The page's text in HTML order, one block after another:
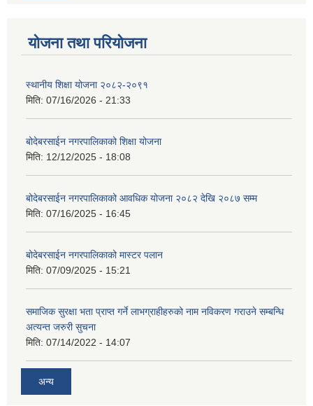
योजना तथा परियोजना
स्थानीय शिक्षा योजना २०८२-२०९१
मिति: 07/16/2026 - 21:33
बोदेबरसाईन नगरपालिकाको शिक्षा योजना
मिति: 12/12/2025 - 18:08
बोदेबरसाईन नगरपालिकाको आवधिक योजना २०८२ देखि २०८७ सम्म
मिति: 07/16/2025 - 16:45
बोदेबरसाईन नगरपालिकाको मास्टर पलान
मिति: 07/09/2025 - 15:21
समाजिक सुरक्षा भता प्राप्त गर्ने लाभग्राहीहरुको नाम नविकरण गराउने सम्बन्धि
अत्यन्त जरुरी सुचना
मिति: 07/14/2022 - 14:07
अन्य